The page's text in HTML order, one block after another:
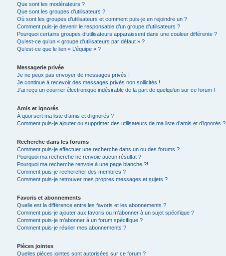
Que sont les modérateurs ?
Que sont les groupes d’utilisateurs ?
Où sont les groupes d’utilisateurs et comment puis-je en rejoindre un ?
Comment puis-je devenir le responsable d’un groupe d’utilisateurs ?
Pourquoi certains groupes d’utilisateurs apparaissent dans une couleur différente ?
Qu’est-ce qu’un « groupe d’utilisateurs par défaut » ?
Qu’est-ce que le lien « L’équipe » ?
Messagerie privée
Je ne peux pas envoyer de messages privés !
Je continue à recevoir des messages privés non sollicités !
J’ai reçu un courrier électronique indésirable de la part de quelqu’un sur ce forum !
Amis et ignorés
À quoi sert ma liste d’amis et d’ignorés ?
Comment puis-je ajouter ou supprimer des utilisateurs de ma liste d’amis et d’ignorés ?
Recherche dans les forums
Comment puis-je effectuer une recherche dans un ou des forums ?
Pourquoi ma recherche ne renvoie aucun résultat ?
Pourquoi ma recherche renvoie à une page blanche ?!
Comment puis-je rechercher des membres ?
Comment puis-je retrouver mes propres messages et sujets ?
Favoris et abonnements
Quelle est la différence entre les favoris et les abonnements ?
Comment puis-je ajouter aux favoris ou m’abonner à un sujet spécifique ?
Comment puis-je m’abonner à un forum spécifique ?
Comment puis-je résilier mes abonnements ?
Pièces jointes
Quelles pièces jointes sont autorisées sur ce forum ?